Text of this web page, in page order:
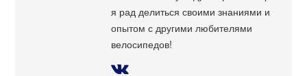
я рад делиться своими знаниями и
опытом с другими любителями
велосипедов!